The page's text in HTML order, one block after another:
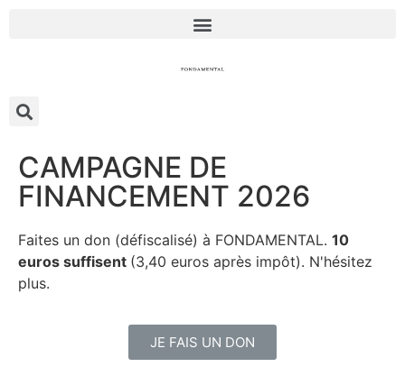
CAMPAGNE DE
FINANCEMENT 2026
Faites un don (défiscalisé) à FONDAMENTAL. 10
euros suffisent (3,40 euros après impôt). N'hésitez
plus.
JE FAIS UN DON